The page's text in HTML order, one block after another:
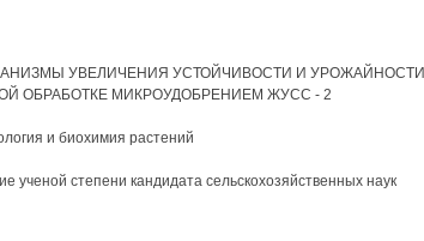
УВЕЛИЧЕНИЯ УСТОЙЧИВОСТИ И УРОЖАЙНОСТИ
ОБРАБОТКЕ МИКРОУДОБРЕНИЕМ ЖУСС - 2
и биохимия растений
ученой степени кандидата сельскохозяйственных наук